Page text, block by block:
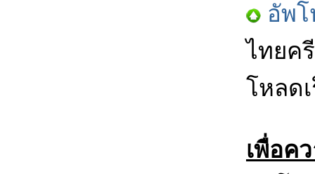
อัพ
ไทยค
โหลด
เพื่อค